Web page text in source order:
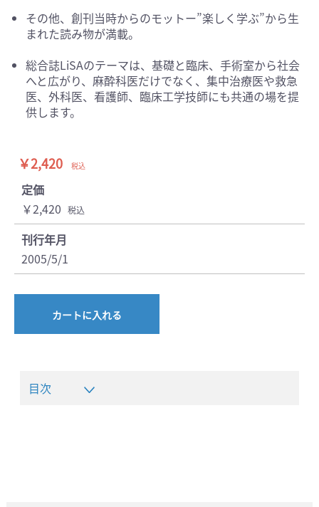
その他、創刊当時からのモットー”楽しく学ぶ”から生
まれた読み物が満載。
総合誌LiSAのテーマは、基礎と臨床、手術室から社会
へと広がり、麻酔科医だけでなく、集中治療医や救急
医、外科医、看護師、臨床工学技師にも共通の場を提
供します。
￥2,420 税込
定価
￥2,420 税込
刊行年月
2005/5/1
カートに入れる
目次